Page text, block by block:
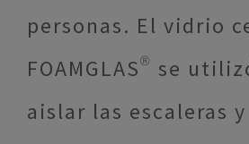
personas. El vidrio
FOAMGLAS® se
aislar las escaleras